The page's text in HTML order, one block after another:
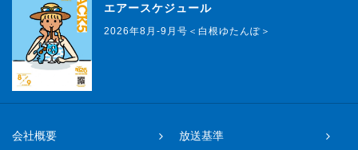
エアースケジュール
2026年8月-9月号＜白根ゆたんぽ＞
会社概要 放送基準